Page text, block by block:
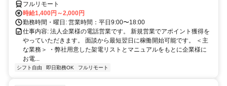
両立を実現
フルリモート
時給1,400円～2,000円
勤務時間・曜日: 営業時間：平日9:00〜18:00
仕事内容: 法人企業様の電話営業です。 新規営業でアポイント獲得を
やっていただきます。 面談から最短翌日に稼働開始可能です。 ＜主
な業務＞ ・弊社用意した架電リストとマニュアルをもとに企業様に
お電...
シフト自由 即日勤務OK フルリモート